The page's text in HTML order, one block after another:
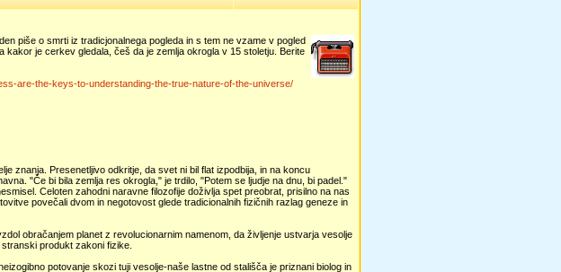
piše o smrti iz tradicjonalnega pogleda in s tem ne vzame v pogled
je cerkev gledala, češ da je zemlja okrogla v 15 stoletju. Berite
are-the-keys-to-understanding-the-true-nature-of-the-universe/
znanja. Presenetljivo odkritje, da svet ni bil flat izpodbija, in na koncu
"Če bi bila zemlja res okrogla," je trdilo, "Potem se ljudje na dnu, bi padel."
Celoten zahodni naravne filozofije doživlja spet preobrat, prisilno na nas
povečali dvom in negotovost glede tradicionalnih fizičnih razlag geneze in
obračanjem planet z revolucionarnim namenom, da življenje ustvarja vesolje
produkt zakoni fizike.
potovanje skozi tuji vesolje-naše lastne od stališča je priznani biolog in